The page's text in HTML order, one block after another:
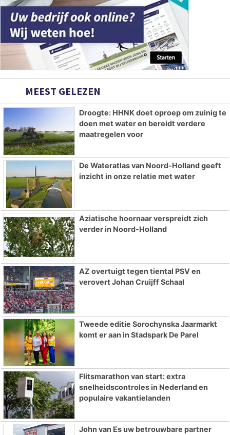
MEEST GELEZEN
Droogte: HHNK doet oproep om zuinig te
doen met water en bereidt verdere
maatregelen voor
De Wateratlas van Noord-Holland geeft
inzicht in onze relatie met water
Aziatische hoornaar verspreidt zich
verder in Noord-Holland
AZ overtuigt tegen tiental PSV en
verovert Johan Cruijff Schaal
Tweede editie Sorochynska Jaarmarkt
komt er aan in Stadspark De Parel
Flitsmarathon van start: extra
snelheidscontroles in Nederland en
populaire vakantielanden
John van Es uw betrouwbare partner